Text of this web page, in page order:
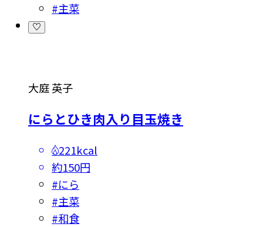
#主菜
大庭 英子
にらとひき肉入り目玉焼き
221kcal
約150円
#にら
#主菜
#和食